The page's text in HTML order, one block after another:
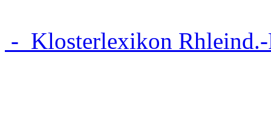
- Klosterlexikon Rhleind.-